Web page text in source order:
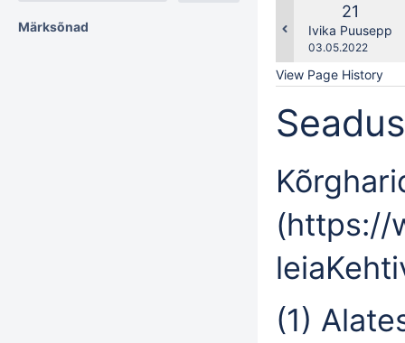
Märksõnad
Old
Version
21
Ivika Puusepp
Saved
03.05.2022
View Page History
(https://
(1)